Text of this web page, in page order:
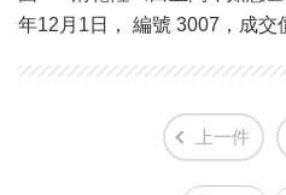
年12月1日， 編號 3007，成交
上一件